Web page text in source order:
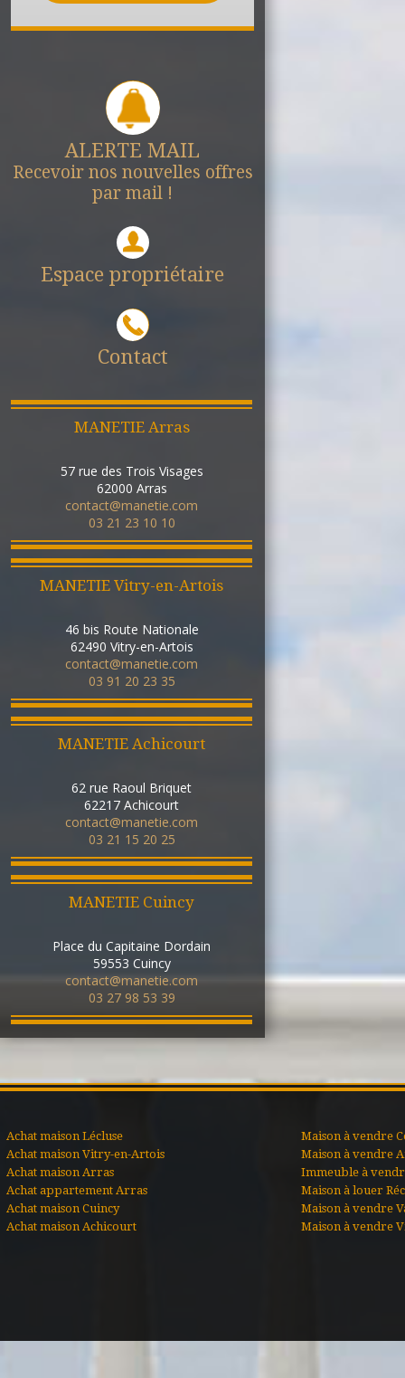
ALERTE MAIL
Recevoir nos nouvelles offres
par mail !
Espace propriétaire
Contact
MANETIE Arras
57 rue des Trois Visages
62000 Arras
contact@manetie.com
03 21 23 10 10
MANETIE Vitry-en-Artois
46 bis Route Nationale
62490 Vitry-en-Artois
contact@manetie.com
03 91 20 23 35
MANETIE Achicourt
62 rue Raoul Briquet
62217 Achicourt
contact@manetie.com
03 21 15 20 25
MANETIE Cuincy
Place du Capitaine Dordain
59553 Cuincy
contact@manetie.com
03 27 98 53 39
Achat maison Lécluse
Achat maison Vitry-en-Artois
Achat maison Arras
Achat appartement Arras
Achat maison Cuincy
Achat maison Achicourt
Maison à vendre
Maison à vendre
Immeuble à
Maison à louer
Maison à vendre
Maison à vendre